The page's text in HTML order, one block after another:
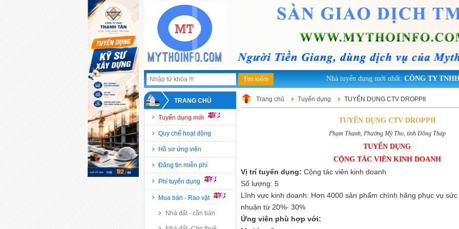
Nhà tuyển dụng mới nhất:CÔNG TY TNHH
TRANG CHỦ
Tuyển dụng mới
Quy chế hoạt động
Hồ sơ ứng viên
Đăng tin miễn phí
Phí tuyển dụng
Mua bán - Rao vặt
Nhà đất - cần bán
Trang chủ Tuyển dụng TUYỂN DỤNG CTV DROPPII
TUYỂN DỤNG CTV DROPPII
Phạm Thanh, Phường Mỹ Tho, tỉnh Đồng Tháp
TUYỂN DỤNG
CỘNG TÁC VIÊN KINH DOANH
Vị trí tuyển dụng: Cộng tác viên kinh doanh
Số lượng: 5
Lĩnh vực kinh doanh: Hơn 4000 sản phẩm chính hãng phục vụ
nhuận từ 20%- 30%
Ứng viên phù hợp với: